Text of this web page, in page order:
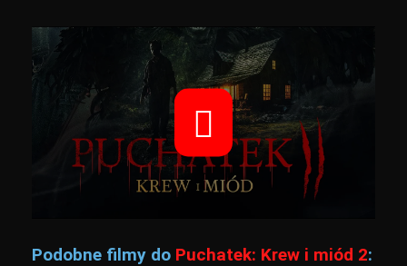
Podobne filmy do Puchatek: Krew i miód 2: